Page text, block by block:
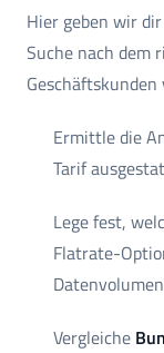
Hier geben wir
Suche nach dem
Ermittle die
Tarif
Lege fest,
Flatrate-
Vergleiche